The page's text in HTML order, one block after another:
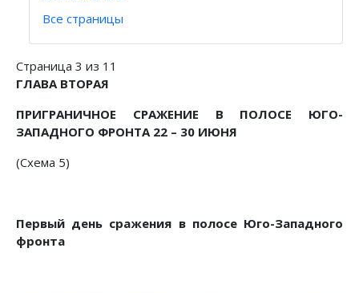
Все страницы
Страница 3 из 11
ГЛАВА ВТОРАЯ
ПРИГРАНИЧНОЕ СРАЖЕНИЕ В ПОЛОСЕ ЮГО-
ЗАПАДНОГО ФРОНТА 22 – 30 ИЮНЯ
(Схема 5)
Первый день сражения в полосе Юго-Западного
фронта